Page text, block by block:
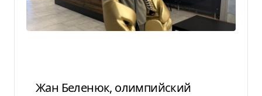
Жан Беленюк, олимпийский